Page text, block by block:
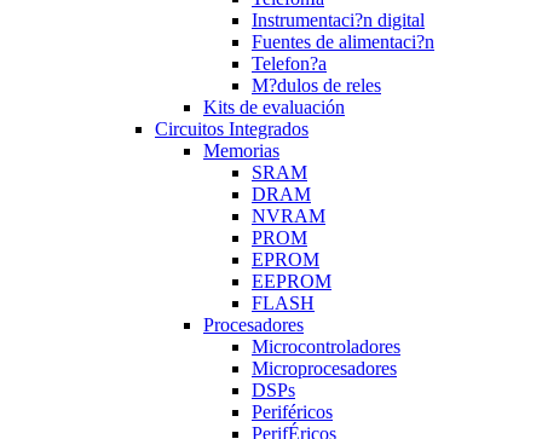
Instrumentaci?n digital
Fuentes de alimentaci?n
Telefon?a
M?dulos de reles
Kits de evaluación
Circuitos Integrados
Memorias
SRAM
DRAM
NVRAM
PROM
EPROM
EEPROM
FLASH
Procesadores
Microcontroladores
Microprocesadores
DSPs
Periféricos
PerifÉricos